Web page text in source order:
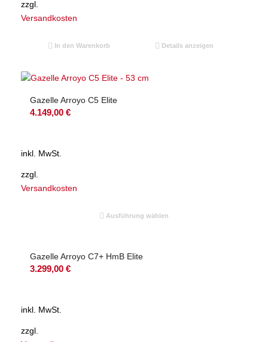
zzgl.
Versandkosten
In den Warenkorb Details anzeigen
Gazelle Arroyo C5 Elite
4.149,00 €
inkl. MwSt.
zzgl.
Versandkosten
Ausführung wählen
Gazelle Arroyo C7+ HmB Elite
3.299,00 €
inkl. MwSt.
zzgl.